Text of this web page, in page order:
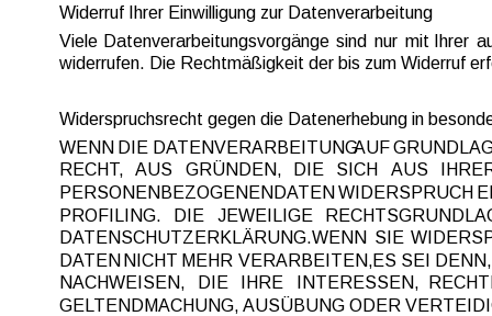
Widerruf Ihrer Einwilligung zur Datenverarbeitung
Viele Datenverarbeitungsvorgänge sind nur mit Ihrer
widerrufen. Die Rechtmäßigkeit der bis zum Widerruf
Widerspruchsrecht gegen die Datenerhebung in
WENN DIE DATENVERARBEITUNG AUF
RECHT, AUS GRÜNDEN, DIE SICH AUS
PERSONENBEZOGENEN DATEN WIDERSPRUCH
PROFILING.
DIE JEWEILIGE
DATENSCHUTZERKLÄRUNG. WENN SIE
DATEN NICHT MEHR VERARBEITEN, ES SEI
NACHWEISEN,
DIE IHRE INTERESSEN,
GELTENDMACHUNG, AUSÜBUNG ODER